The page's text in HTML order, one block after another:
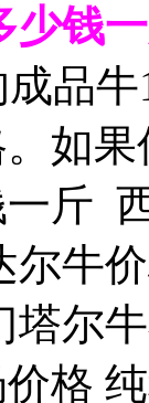
少钱
品
如
斤
牛
塔尔
格